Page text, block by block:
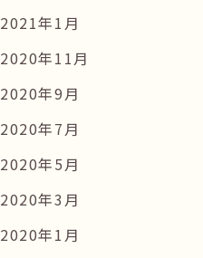
2021年1月
2020年11月
2020年9月
2020年7月
2020年5月
2020年3月
2020年1月